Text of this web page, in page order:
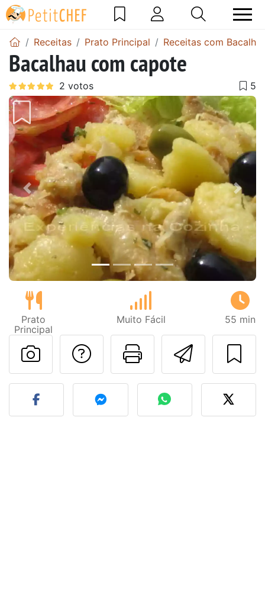
Receitas Prato Principal Receitas com
Bacalhau com capote
Anterior Next
Prato
Principal
Muito Fácil 55 min
Imprima
Falar com o autor
Fez esta receita?